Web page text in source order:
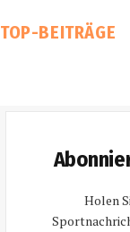
TOP-BEITRÄGE
Holen